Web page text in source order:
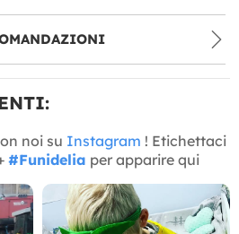
noi su Instagram ! Etichettaci
#Funidelia per apparire qui